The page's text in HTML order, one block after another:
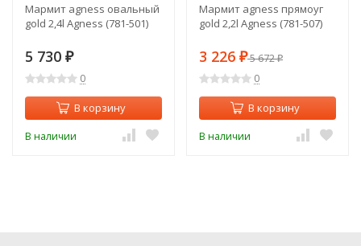
Мармит agness овальный
gold 2,4l Agness (781-501)
5 730 ₽
0
В корзину
В наличии
Мармит agness прямоуг
gold 2,2l Agness (781-507)
3 226 ₽5 672₽
0
В корзину
В наличии